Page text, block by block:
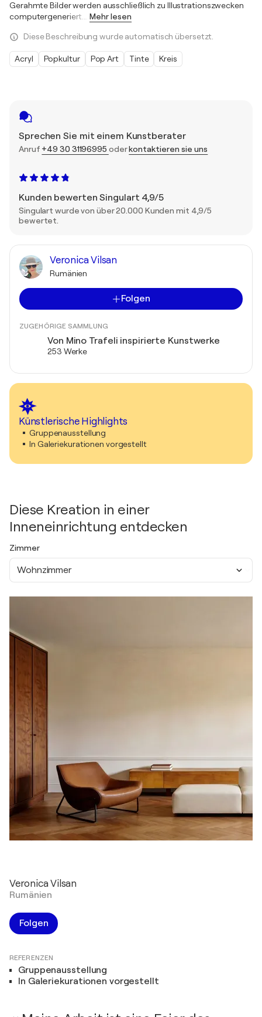
Sprechen Sie mit einem Kunstberater
Anruf +49 30 31196995 oderkontaktieren sie uns
Kunden bewerten Singulart 4,9/5
Singulart wurde von über 20.000 Kunden mit 4,9/5
bewertet.
Veronica Vilsan
Rumänien
Folgen
ZUGEHÖRIGE SAMMLUNG
Von Mino Trafeli inspirierte Kunstwerke
253 Werke
Künstlerische Highlights
Gruppenausstellung
In Galeriekurationen vorgestellt
Diese Kreation in einer
Inneneinrichtung entdecken
Zimmer
Wohnzimmer
Gerahmte Bilder werden ausschließlich zu Illustrationszwecken
computergeneriert.
Mehr lesen
Diese Beschreibung wurde automatisch übersetzt.
Acryl Popkultur Pop Art Tinte Kreis
Veronica Vilsan
Rumänien
Folgen
REFERENZEN
Gruppenausstellung
In Galeriekurationen vorgestellt